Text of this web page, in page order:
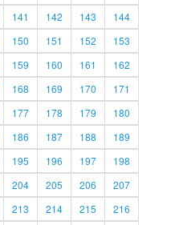
141 142 143
144
150 151 152
153
159 160 161
162
168 169 170
171
177 178 179
180
186 187 188
189
195 196 197
198
204 205 206
207
213 214 215
216